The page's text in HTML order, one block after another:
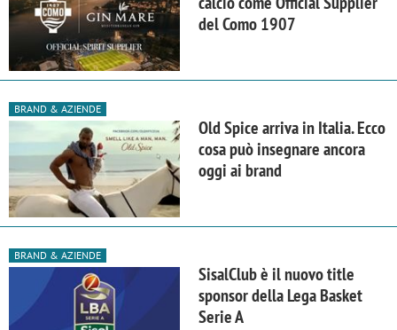
del Como 1907
BRAND & AZIENDE
Old Spice arriva in Italia. Ecco
cosa può insegnare ancora
oggi ai brand
BRAND & AZIENDE
SisalClub è il nuovo title
sponsor della Lega Basket
Serie A